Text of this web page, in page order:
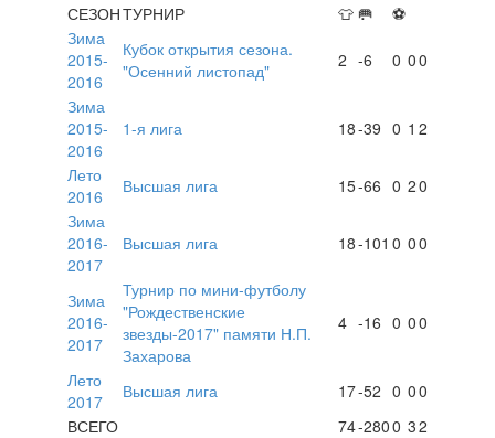
СЕЗОНТУРНИР 👕 🥅
⚽
Зима
2015-
2016
Кубок открытия сезона.
"Осенний листопад"
2 -6 0 00
Зима
2015-
2016
1-я лига 18-39 0 1 2
Лето
2016
Высшая лига 15-66 0 20
Зима
2016-
2017
Высшая лига 18-101 0 00
Зима
2016-
2017
Турнир по мини-футболу
"Рождественские
звезды-2017" памяти Н.П.
Захарова
4 -16 0 00
Лето
2017
Высшая лига 17-52 0 00
ВСЕГО
74-2800 32